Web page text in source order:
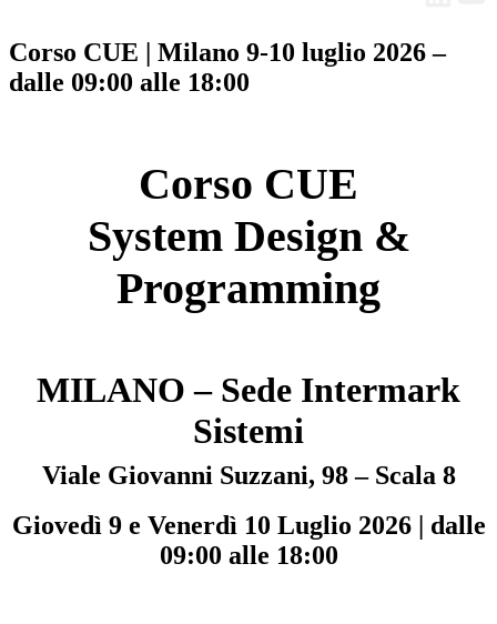
Corso CUE | Milano 9-10 luglio 2026 –
dalle 09:00 alle 18:00
Corso CUE
System Design &
Programming
MILANO – Sede Intermark
Sistemi
Viale Giovanni Suzzani, 98 – Scala 8
Giovedì 9 e Venerdì 10 Luglio 2026 | dalle
09:00 alle 18:00